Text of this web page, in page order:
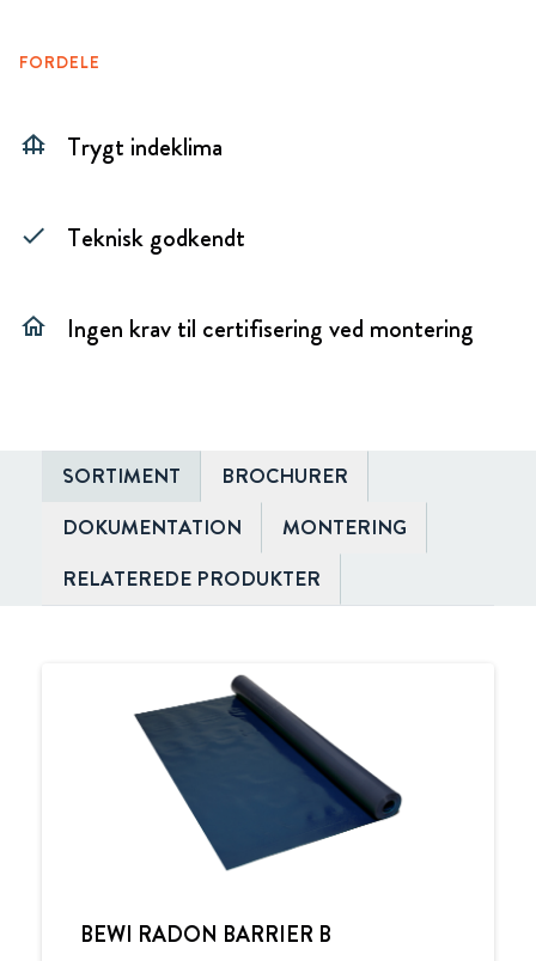
FORDELE
foundation Trygt indeklima
check Teknisk godkendt
home Ingen krav til certifisering ved montering
SORTIMENT
BROCHURER
DOKUMENTATION
MONTERING
RELATEREDE PRODUKTER
BEWI RADON BARRIER B